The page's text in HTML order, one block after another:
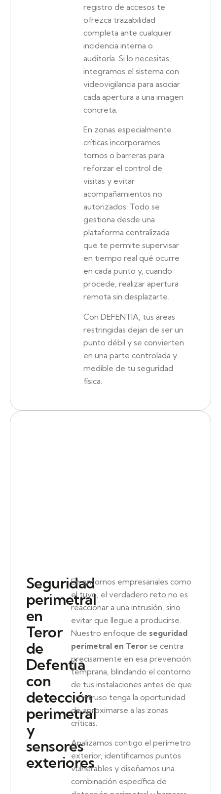
registro de accesos te
ofrezca trazabilidad
completa ante cualquier
incidencia interna o
auditoría. Si lo necesitas,
integramos el sistema con
videovigilancia para asociar
cada apertura a una imagen
concreta.
En zonas especialmente
críticas incorporamos
tornos o barreras para
reforzar el control de
visitas y evitar
acompañamientos no
autorizados. Todo se
gestiona desde una
plataforma centralizada
que te permite supervisar
en tiempo real qué ocurre
en cada punto y, cuando
procede, realizar apertura
remota sin desplazarte.
Con DEFENTIA, tus áreas
restringidas dejan de ser un
punto débil y se convierten
en una parte controlada y
medible de tu seguridad
física.
Seguridad
perimetral
en
Teror
de
Defentia
con
detección
perimetral
y
sensores
exteriores
En entornos empresariales como
el tuyo, el verdadero reto no es
reaccionar a una intrusión, sino
evitar que llegue a producirse.
Nuestro enfoque de seguridad
perimetral en Teror se centra
precisamente en esa prevención
temprana, blindando el contorno
de tus instalaciones antes de que
un intruso tenga la oportunidad
de aproximarse a las zonas
críticas.
Analizamos contigo el perímetro
exterior, identificamos puntos
vulnerables y diseñamos una
combinación específica de